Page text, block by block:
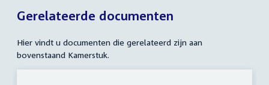
Gerelateerde documenten
Hier vindt u documenten die gerelateerd zijn aan
bovenstaand Kamerstuk.